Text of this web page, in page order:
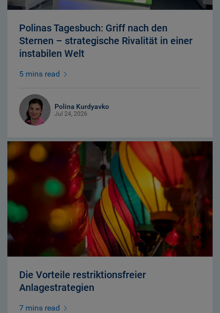
Polinas Tagesbuch: Griff nach den
Sternen – strategische Rivalität in einer
instabilen Welt
5 mins read
Polina Kurdyavko
Jul 24, 2026
Die Vorteile restriktionsfreier
Anlagestrategien
7 mins read